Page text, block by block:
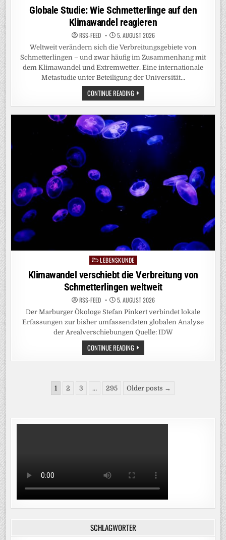
in
Globale Studie: Wie Schmetterlinge auf den
Klimawandel reagieren
RSS-FEED 5. AUGUST 2026
Weltweit verändern sich die Verbreitungsgebiete von
Schmetterlingen – und zwar häufig im Zusammenhang mit
dem Klimawandel und Extremwetter. Eine internationale
Metastudie unter Beteiligung der Universität…
CONTINUE READINGGLOBALE
STUDIE:
WIE
DEN
KLIMAWANDEL
REAGIEREN
PostedLEBENSKUNDE
Klimawandel verschiebt die Verbreitung von
Schmetterlingen weltweit
RSS-FEED 5. AUGUST 2026
Der Marburger Ökologe Stefan Pinkert verbindet lokale
Erfassungen zur bisher umfassendsten globalen Analyse
der Arealverschiebungen Quelle: IDW
CONTINUE READINGKLIMAWANDEL
VERSCHIEBT
DIE
WELTWEIT
Seitennummerierung
Beiträge
1 2 3 … 295 Older posts →
SCHLAGWÖRTER